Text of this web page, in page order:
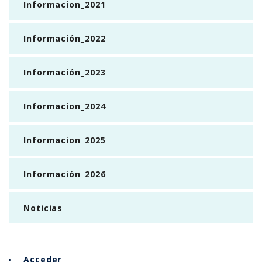
Informacion_2021
Información_2022
Información_2023
Informacion_2024
Informacion_2025
Información_2026
Noticias
Acceder